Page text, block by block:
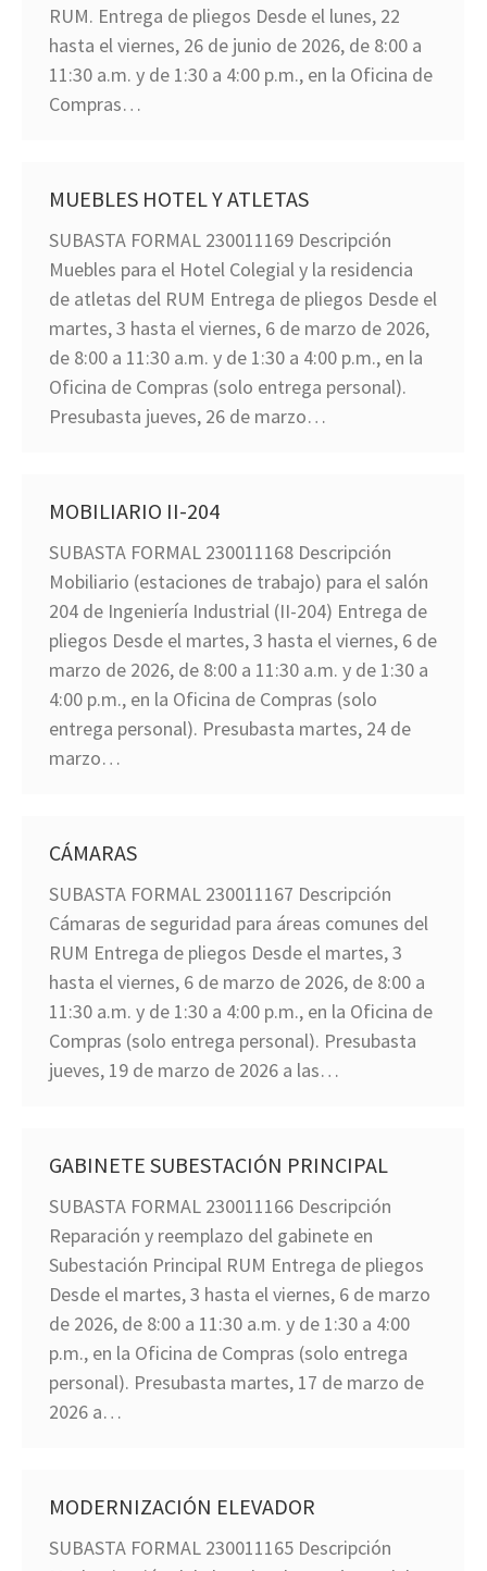
RUM. Entrega de pliegos Desde el lunes, 22
hasta el viernes, 26 de junio de 2026, de 8:00 a
11:30 a.m. y de 1:30 a 4:00 p.m., en la Oficina de
Compras…
MUEBLES HOTEL Y ATLETAS
SUBASTA FORMAL 230011169 Descripción
Muebles para el Hotel Colegial y la residencia
de atletas del RUM Entrega de pliegos Desde el
martes, 3 hasta el viernes, 6 de marzo de 2026,
de 8:00 a 11:30 a.m. y de 1:30 a 4:00 p.m., en la
Oficina de Compras (solo entrega personal).
Presubasta jueves, 26 de marzo…
MOBILIARIO II-204
SUBASTA FORMAL 230011168 Descripción
Mobiliario (estaciones de trabajo) para el salón
204 de Ingeniería Industrial (II-204) Entrega de
pliegos Desde el martes, 3 hasta el viernes, 6 de
marzo de 2026, de 8:00 a 11:30 a.m. y de 1:30 a
4:00 p.m., en la Oficina de Compras (solo
entrega personal). Presubasta martes, 24 de
marzo…
CÁMARAS
SUBASTA FORMAL 230011167 Descripción
Cámaras de seguridad para áreas comunes del
RUM Entrega de pliegos Desde el martes, 3
hasta el viernes, 6 de marzo de 2026, de 8:00 a
11:30 a.m. y de 1:30 a 4:00 p.m., en la Oficina de
Compras (solo entrega personal). Presubasta
jueves, 19 de marzo de 2026 a las…
GABINETE SUBESTACIÓN PRINCIPAL
SUBASTA FORMAL 230011166 Descripción
Reparación y reemplazo del gabinete en
Subestación Principal RUM Entrega de pliegos
Desde el martes, 3 hasta el viernes, 6 de marzo
de 2026, de 8:00 a 11:30 a.m. y de 1:30 a 4:00
p.m., en la Oficina de Compras (solo entrega
personal). Presubasta martes, 17 de marzo de
2026 a…
MODERNIZACIÓN ELEVADOR
SUBASTA FORMAL 230011165 Descripción